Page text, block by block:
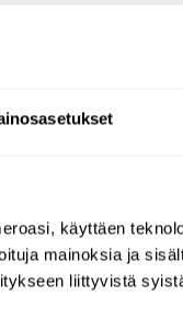
käyttäen
mainoksia ja
liittyvistä